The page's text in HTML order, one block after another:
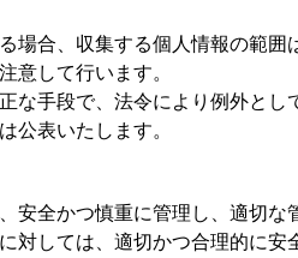
場合、収集する個人情報の範
意して行います。
な手段で、法令により例外と
公表いたします。
安全かつ慎重に管理し、適切
対しては、適切かつ合理的に安